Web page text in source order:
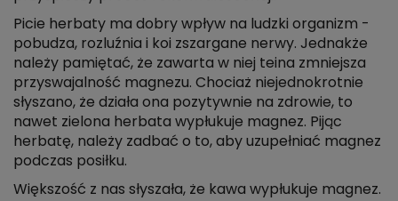
Picie herbaty ma dobry wpływ na ludzki organizm -
pobudza, rozluźnia i koi zszargane nerwy. Jednakże
należy pamiętać, że zawarta w niej teina zmniejsza
przyswajalność magnezu. Chociaż niejednokrotnie
słyszano, że działa ona pozytywnie na zdrowie, to
nawet zielona herbata wypłukuje magnez. Pijąc
herbatę, należy zadbać o to, aby uzupełniać magnez
podczas posiłku.
Większość z nas słyszała, że kawa wypłukuje magnez.